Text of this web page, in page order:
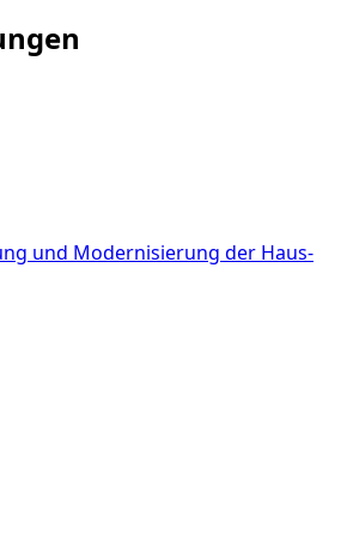
und Moderni­sierung der Haus­